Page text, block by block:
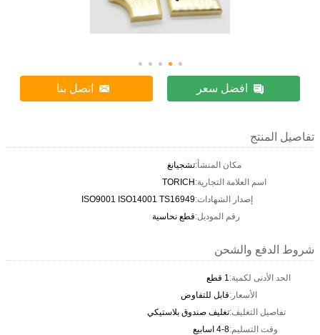
افضل سعر اتصل بنا
تفاصيل المنتج
مكان المنشأ:تشجيانغ
اسم العلامة التجارية:TORICH
إصدار الشهادات:ISO9001 ISO14001 TS16949
رقم الموديل:قطع نحاسية
شروط الدفع والشحن
الحد الأدنى لكمية:1 قطع
الأسعار:قابل للتفاوض
تفاصيل التغليف:تغليف صندوق بلاستيكي
وقت التسليم:4-8 اسابيع